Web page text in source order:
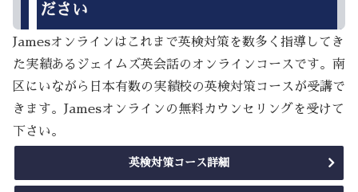
ださい
Jamesオンラインはこれまで英検対策を数多く指導してき
た実績あるジェイムズ英会話のオンラインコースです。南
区にいながら日本有数の実績校の英検対策コースが受講で
きます。Jamesオンラインの無料カウンセリングを受けて
下さい。
英検対策コース詳細